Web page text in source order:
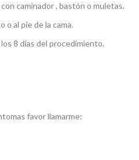
caminador , bastón o muletas.
o al pie de la cama.
8 días del procedimiento.
favor llamarme: